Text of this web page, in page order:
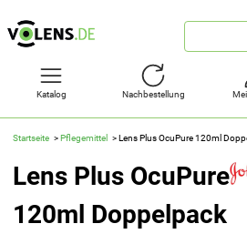
Katalog Nachbestellung
Startseite Pflegemittel Lens Plus OcuPure 120ml
Lens Plus OcuPure
120ml Doppelpack